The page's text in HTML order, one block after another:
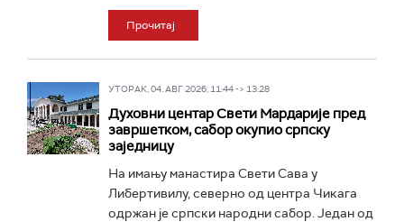
Прочитај
УТОРАК, 04. АВГ 2026, 11:44 -> 13:28
Духовни центар Свети Мардарије пред
завршетком, сабор окупио српску
заједницу
На имању манастира Свети Сава у
Либертивилу, северно од центра Чикага
одржан је српски народни сабор. Један од